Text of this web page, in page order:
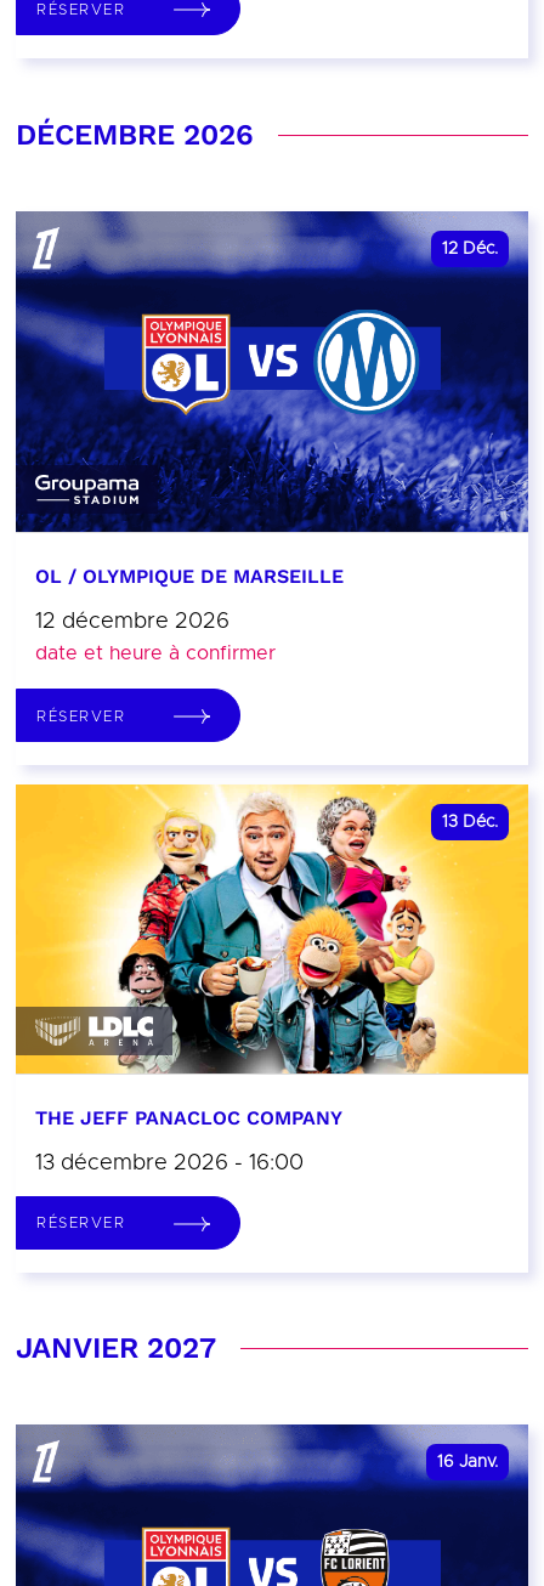
RÉSERVER
DÉCEMBRE 2026
12 Déc.
OL / OLYMPIQUE DE MARSEILLE
12 décembre 2026
date et heure à confirmer
RÉSERVER
13 Déc.
THE JEFF PANACLOC COMPANY
13 décembre 2026 - 16:00
RÉSERVER
JANVIER 2027
16 Janv.